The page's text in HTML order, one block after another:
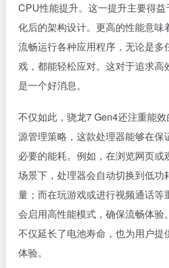
CPU性能提升。这一提升主要得
化后的架构设计。更高的性能意味
流畅运行各种应用程序，无论是多
戏，都能轻松应对。这对于追求高
是一个好消息。
不仅如此，骁龙7 Gen4还注重能
源管理策略，这款处理器能够在保
必要的能耗。例如，在浏览网页或
场景下，处理器会自动切换到低功
量；而在玩游戏或进行视频通话等
会启用高性能模式，确保流畅体验
不仅延长了电池寿命，也为用户提
体验。